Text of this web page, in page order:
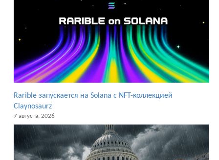
Rarible запускается на Solana с NFT-коллекцией
Claynosaurz
7 августа, 2026